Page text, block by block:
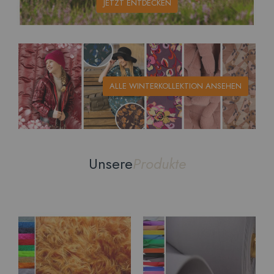
JETZT ENTDECKEN
ALLE WINTERKOLLEKTION ANSEHEN
UnsereProdukte